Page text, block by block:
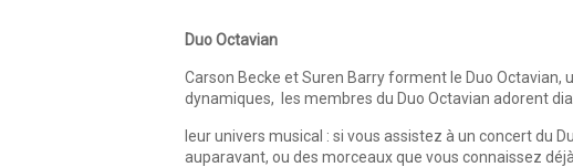
Duo Octavian
Carson Becke et Suren Barry forment le Duo
dynamiques, les membres du Duo Octavian adorent
leur univers musical : si vous assistez à un concert du
auparavant, ou des morceaux que vous connaissez